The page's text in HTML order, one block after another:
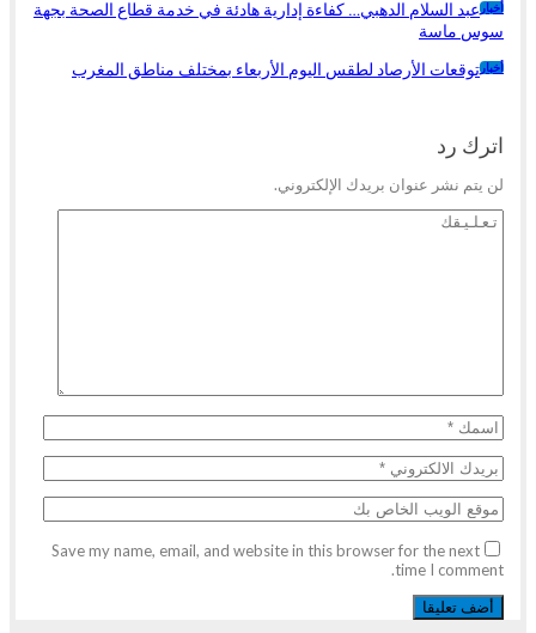
أخبارعبد السلام الدهبي… كفاءة إدارية هادئة في خدمة قطاع الصحة بجهة
سوس ماسة
أخبارتوقعات الأرصاد لطقس اليوم الأربعاء بمختلف مناطق المغرب
اترك رد
لن يتم نشر عنوان بريدك الإلكتروني.
Save my name, email, and website in this browser for the next
time I comment.